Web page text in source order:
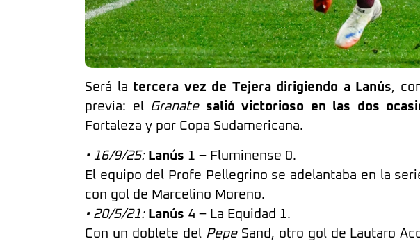
Será la tercera vez de Tejera dirigiendo a Lanús,
previa: el Granate salió victorioso en las dos
Fortaleza y por Copa Sudamericana.
• 16/9/25: Lanús 1 – Fluminense 0.
El equipo del Profe Pellegrino se adelantaba en la
con gol de Marcelino Moreno.
• 20/5/21: Lanús 4 – La Equidad 1.
Con un doblete del PepeSand, otro gol de Lautaro